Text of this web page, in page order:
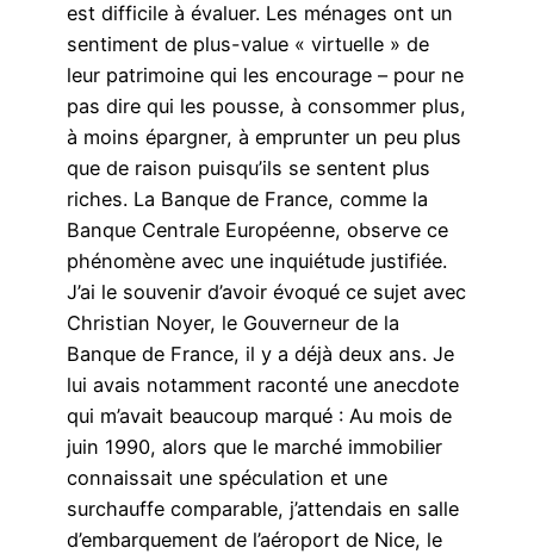
est difficile à évaluer. Les ménages ont un
sentiment de plus-value « virtuelle » de
leur patrimoine qui les encourage – pour ne
pas dire qui les pousse, à consommer plus,
à moins épargner, à emprunter un peu plus
que de raison puisqu’ils se sentent plus
riches. La Banque de France, comme la
Banque Centrale Européenne, observe ce
phénomène avec une inquiétude justifiée.
J’ai le souvenir d’avoir évoqué ce sujet avec
Christian Noyer, le Gouverneur de la
Banque de France, il y a déjà deux ans. Je
lui avais notamment raconté une anecdote
qui m’avait beaucoup marqué : Au mois de
juin 1990, alors que le marché immobilier
connaissait une spéculation et une
surchauffe comparable, j’attendais en salle
d’embarquement de l’aéroport de Nice, le